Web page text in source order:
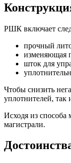
РШК включает
прочный
изменяющая
шток для
Чтобы снизить
уплотнителей, так
Исходя из
магистрали.